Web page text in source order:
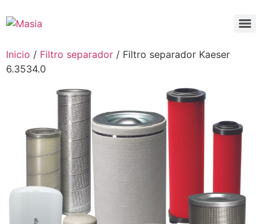
Inicio / Filtro separador / Filtro separador Kaeser
6.3534.0